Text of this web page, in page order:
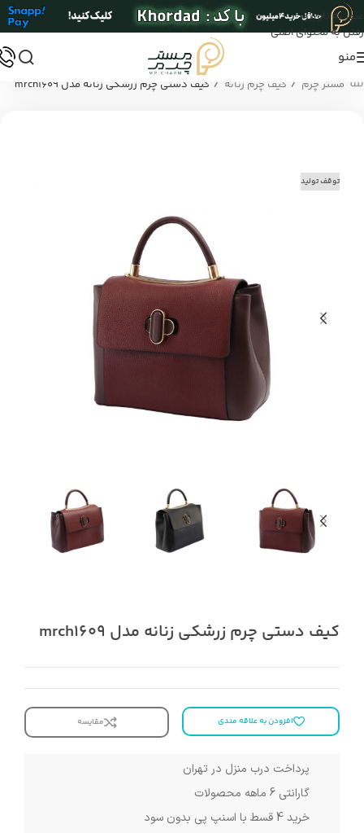
عبور به ناوبری
رفتن به محتوای اصلی
منو
مستر چرم / کیف چرم زنانه / کیف دستی چرم زرشکی زنانه مدل mrch1609
توقف تولید
کیف دستی چرم زرشکی زنانه مدل mrch1609
افزودن به علاقه مندی مقایسه
پرداخت درب منزل در تهران
گارانتی 6 ماهه محصولات
خرید 4 قسط با اسنپ پی بدون سود